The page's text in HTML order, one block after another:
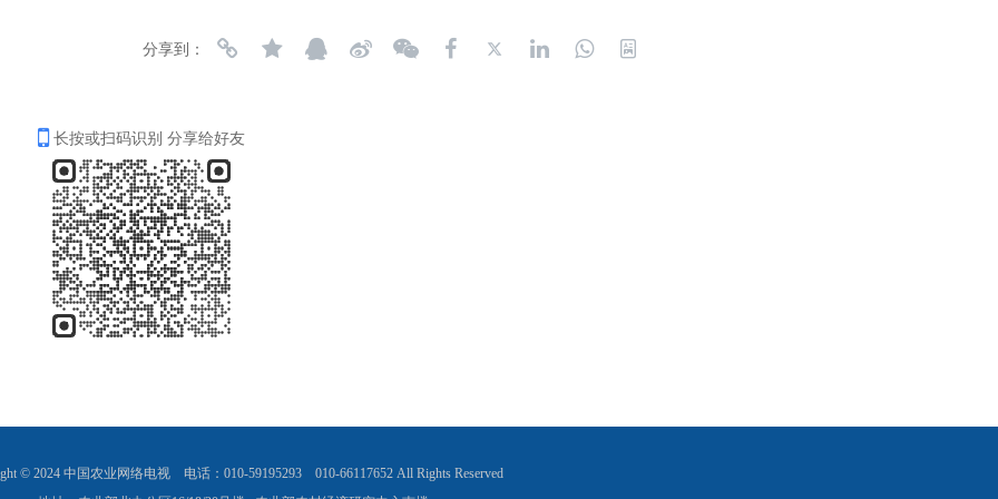
分享到：
长按或扫码识别 分享给好友
© 2024 中国农业网络电视    电话：010-59195293    010-66117652 All Rights Reserved